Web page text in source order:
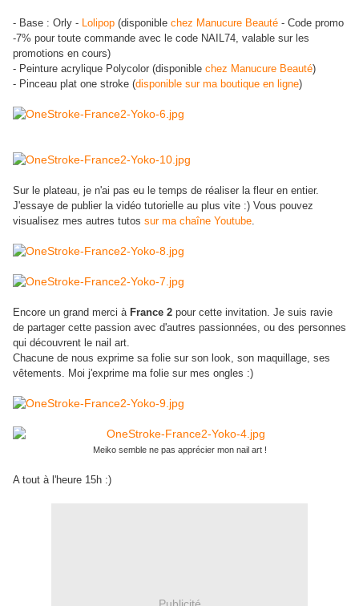
- Base : Orly - Lolipop (disponible chez Manucure Beauté - Code promo
-7% pour toute commande avec le code NAIL74, valable sur les
promotions en cours)
- Peinture acrylique Polycolor (disponible chez Manucure Beauté)
- Pinceau plat one stroke (disponible sur ma boutique en ligne)
Sur le plateau, je n'ai pas eu le temps de réaliser la fleur en entier.
J'essaye de publier la vidéo tutorielle au plus vite :) Vous pouvez
visualisez mes autres tutos sur ma chaîne Youtube.
Encore un grand merci à France 2 pour cette invitation. Je suis ravie
de partager cette passion avec d'autres passionnées, ou des personnes
qui découvrent le nail art.
Chacune de nous exprime sa folie sur son look, son maquillage, ses
vêtements. Moi j'exprime ma folie sur mes ongles :)
Meiko semble ne pas apprécier mon nail art !
A tout à l'heure 15h :)
Publicité